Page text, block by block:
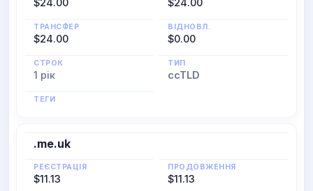
$24.00 $24.00
ТРАНСФЕР
$24.00
ВІДНОВЛ.
$0.00
СТРОК
1 рік
ТИП
ccTLD
ТЕГИ
.me.uk
РЕЄСТРАЦІЯ
$11.13
ПРОДОВЖЕННЯ
$11.13